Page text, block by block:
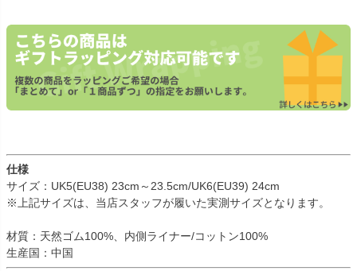
仕様
サイズ：UK5(EU38) 23cm～23.5cm/UK6(EU39) 24cm
※上記サイズは、当店スタッフが履いた実測サイズとなります。
材質：天然ゴム100%、内側ライナー/コットン100%
生産国：中国